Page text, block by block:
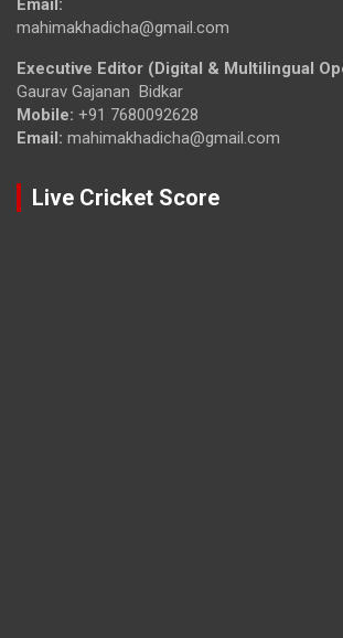
Email:
mahimakhadicha@gmail.com
Executive Editor (Digital & Multilingual
Gaurav Gajanan Bidkar
Mobile: +91 7680092628
Email: mahimakhadicha@gmail.com
Live Cricket Score